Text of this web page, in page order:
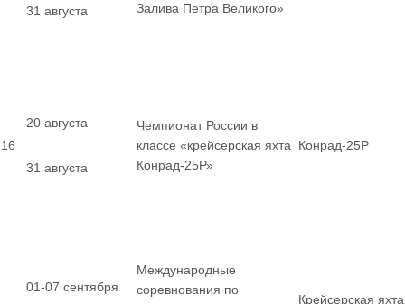
31 августа
Залива Петра Великого»
16
20 августа —
31 августа
Чемпионат России в
классе «крейсерская яхта
Конрад-25Р»
Конрад-25Р
01-07 сентября
Международные
соревнования по
Крейсерская яхта